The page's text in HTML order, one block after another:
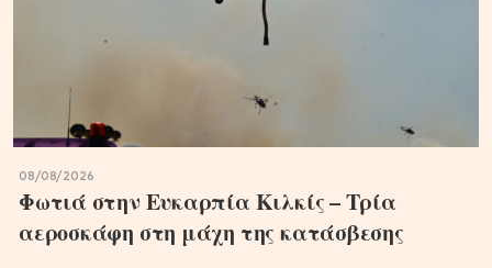
08/08/2026
Φωτιά στην Ευκαρπία Κιλκίς – Τρία
αεροσκάφη στη μάχη της κατάσβεσης